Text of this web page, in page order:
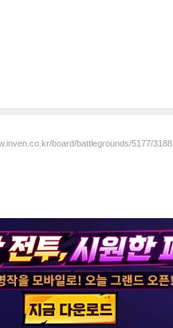
board/battlegrounds/5177/3188